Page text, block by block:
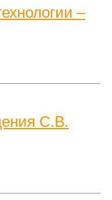
–
С.В.